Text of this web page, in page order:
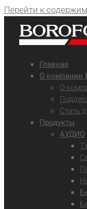
Перейти к
Главная
О компании
О
Стать
Продукты
АУДИО